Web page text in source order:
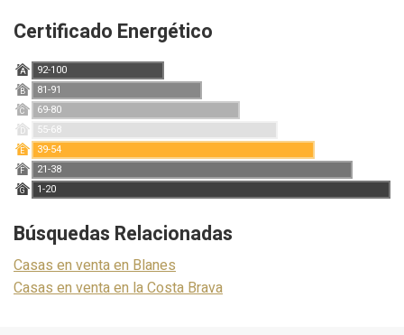
Certificado Energético
A 92-100
B 81-91
C 69-80
D 55-68
E 39-54
F 21-38
G 1-20
Búsquedas Relacionadas
Casas en venta en Blanes
Casas en venta en la Costa Brava